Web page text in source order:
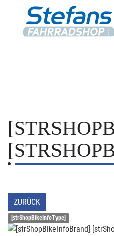
ZURÜCK
[strShopBikeInfoType]